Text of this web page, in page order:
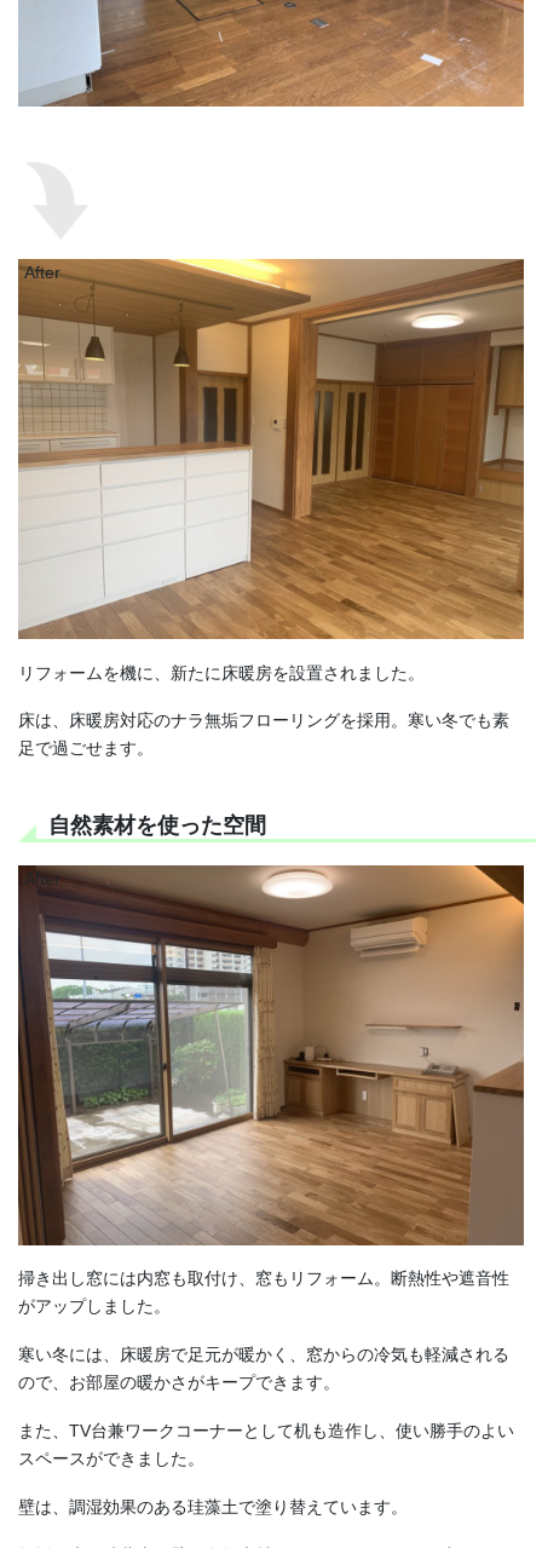
After
リフォームを機に、新たに床暖房を設置されました。
床は、床暖房対応のナラ無垢フローリングを採用。寒い冬でも素
足で過ごせます。
自然素材を使った空間
After
掃き出し窓には内窓も取付け、窓もリフォーム。断熱性や遮音性
がアップしました。
寒い冬には、床暖房で足元が暖かく、窓からの冷気も軽減される
ので、お部屋の暖かさがキープできます。
また、TV台兼ワークコーナーとして机も造作し、使い勝手のよい
スペースができました。
壁は、調湿効果のある珪藻土で塗り替えています。